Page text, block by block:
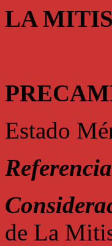
LA
Estado
de La